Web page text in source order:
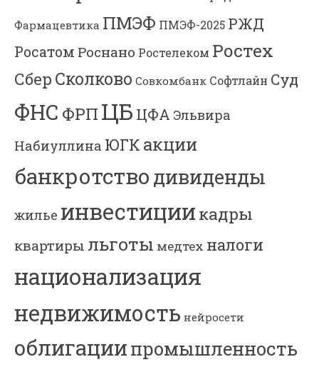
Фармацевтика ПМЭФ ПМЭФ-2025 РЖД
Росатом Роснано Ростелеком Ростех
Сбер Сколково Совкомбанк Софтлайн Суд
ФНС ФРП ЦБ ЦФА Эльвира
Набиуллина ЮГК акции
банкротство дивиденды
жилье инвестиции кадры
квартиры льготы медтех налоги
национализация
недвижимость нейросети
облигациипромышленность